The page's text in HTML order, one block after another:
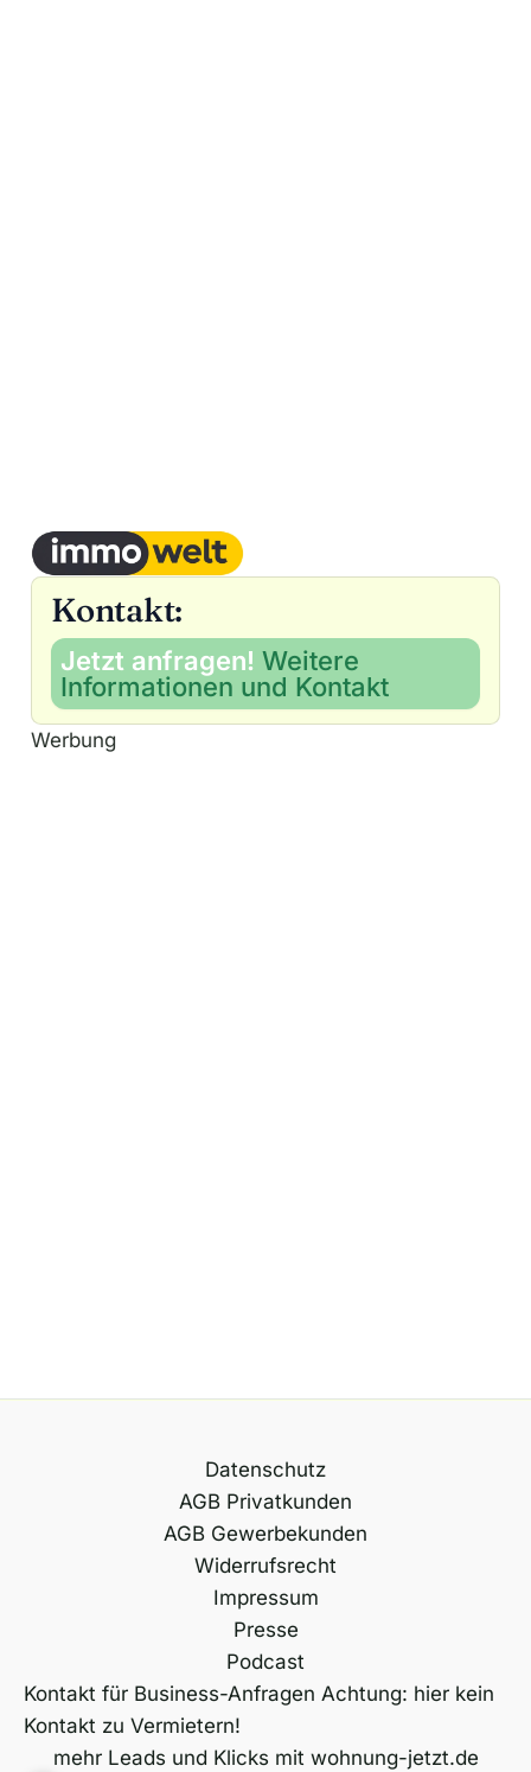
Kontakt:
Jetzt anfragen! Weitere
Informationen und Kontakt
Werbung
Datenschutz
AGB Privatkunden
AGB Gewerbekunden
Widerrufsrecht
Impressum
Presse
Podcast
Kontakt für Business-Anfragen Achtung: hier kein
Kontakt zu Vermietern!
mehr Leads und Klicks mit wohnung-jetzt.de